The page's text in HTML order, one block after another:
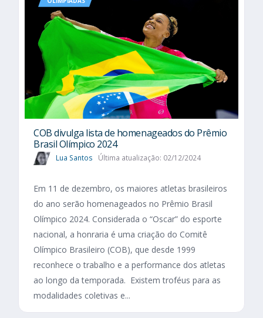
COB divulga lista de homenageados do Prêmio
Brasil Olímpico 2024
Lua Santos Última atualização: 02/12/2024
Em 11 de dezembro, os maiores atletas brasileiros
do ano serão homenageados no Prêmio Brasil
Olímpico 2024. Considerada o “Oscar” do esporte
nacional, a honraria é uma criação do Comitê
Olímpico Brasileiro (COB), que desde 1999
reconhece o trabalho e a performance dos atletas
ao longo da temporada. Existem troféus para as
modalidades coletivas e...